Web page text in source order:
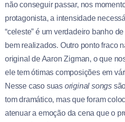
não conseguir passar, nos
protagonista, a intensidade
“celeste” é um verdadeiro banho
bem realizados. Outro ponto fraco
original de Aaron Zigman, o que
ele tem ótimas composições em
Nesse caso suas original songs
tom dramático, mas que foram
atenuar a emoção da cena que o